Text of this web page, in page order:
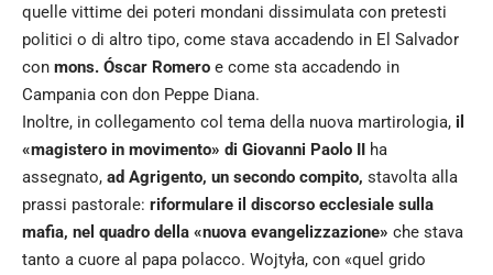
quelle vittime dei poteri mondani dissimulata con pretesti
politici o di altro tipo, come stava accadendo in El Salvador
con mons. Óscar Romero e come sta accadendo in
Campania con don Peppe Diana.
Inoltre, in collegamento col tema della nuova martirologia, il
«magistero in movimento» di Giovanni Paolo II ha
assegnato, ad Agrigento, un secondo compito, stavolta alla
prassi pastorale: riformulare il discorso ecclesiale sulla
mafia, nel quadro della «nuova evangelizzazione» che stava
tanto a cuore al papa polacco. Wojtyła, con «quel grido